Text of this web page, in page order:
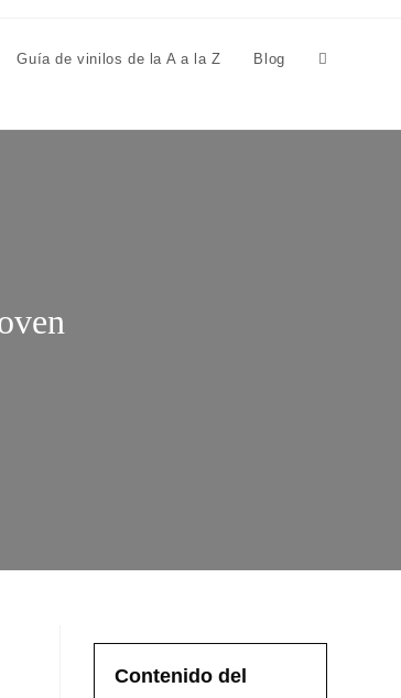
Guía de vinilos de la A a la Z Blog
Contenido del